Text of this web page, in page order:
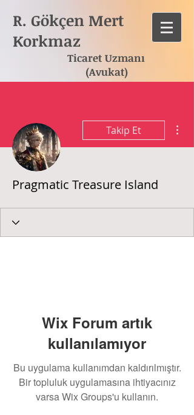
R. Gökçen Mert
Korkmaz
Ticaret Uzmanı
(Avukat)
Takip Et
Pragmatic Treasure Island
Wix Forum artık
kullanılamıyor
Bu uygulama kullanımdan kaldırılmıştır.
Bir topluluk uygulamasına ihtiyacınız
varsa Wix Groups'u kullanın.